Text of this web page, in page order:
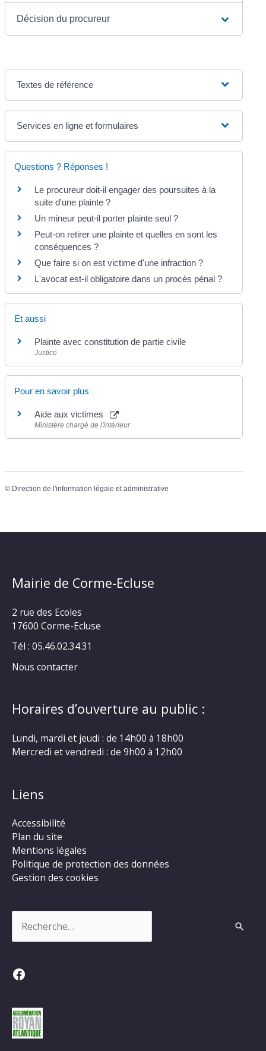
Décision du procureur
Textes de référence
Services en ligne et formulaires
Questions ? Réponses !
Le procureur doit-il engager des poursuites à la
suite d'une plainte ?
Un mineur peut-il porter plainte seul ?
Peut-on retirer une plainte et quelles en sont les
conséquences ?
Que faire si on est victime d'une infraction ?
L'avocat est-il obligatoire dans un procès pénal ?
Et aussi
Plainte avec constitution de partie civile
Justice
Pour en savoir plus
Aide aux victimes
Ministère chargé de l'intérieur
© Direction de l'information légale et administrative
Mairie de Corme-Ecluse
2 rue des Ecoles
17600 Corme-Ecluse
Tél : 05.46.02.34.31
Nous contacter
Horaires d’ouverture au public :
Lundi, mardi et jeudi : de 14h00 à 18h00
Mercredi et vendredi : de 9h00 à 12h00
Liens
Accessibilité
Plan du site
Mentions légales
Politique de protection des données
Gestion des cookies
Facebook